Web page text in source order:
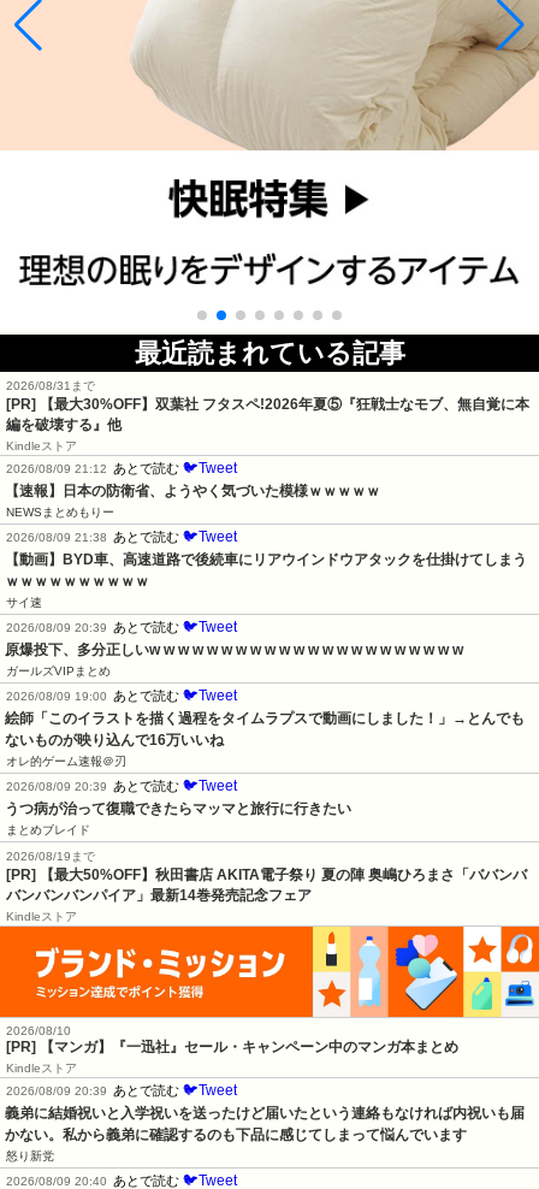
最近読まれている記事
2026/08/31まで
[PR] 【最大30%OFF】双葉社 フタスペ!2026年夏⑤『狂戦士なモブ、無自覚に本
編を破壊する』他
Kindleストア
2026/08/09 21:12 あとで読む 🐦Tweet
【速報】日本の防衛省、ようやく気づいた模様ｗｗｗｗｗ
NEWSまとめもりー
2026/08/09 21:38 あとで読む 🐦Tweet
【動画】BYD車、高速道路で後続車にリアウインドウアタックを仕掛けてしまう
ｗｗｗｗｗｗｗｗｗｗ
サイ速
2026/08/09 20:39 あとで読む 🐦Tweet
原爆投下、多分正しいw w w w w w w w w w w w w w w w w w w w w w
ガールズVIPまとめ
2026/08/09 19:00 あとで読む 🐦Tweet
絵師「このイラストを描く過程をタイムラプスで動画にしました！」→とんでも
ないものが映り込んで16万いいね
オレ的ゲーム速報＠刃
2026/08/09 20:39 あとで読む 🐦Tweet
うつ病が治って復職できたらマッマと旅行に行きたい
まとめブレイド
2026/08/19まで
[PR] 【最大50%OFF】秋田書店 AKITA電子祭り 夏の陣 奥嶋ひろまさ「ババンバ
バンバンバンパイア」最新14巻発売記念フェア
Kindleストア
2026/08/10
[PR] 【マンガ】『一迅社』セール・キャンペーン中のマンガ本まとめ
Kindleストア
2026/08/09 20:39
あとで読む 🐦Tweet
義弟に結婚祝いと入学祝いを送ったけど届いたという連絡もなければ内祝いも届
かない。私から義弟に確認するのも下品に感じてしまって悩んでいます
怒り新党
2026/08/09 20:40
あとで読む 🐦Tweet